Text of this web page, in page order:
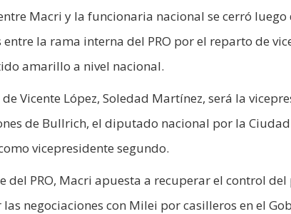
Macri y la funcionaria nacional se cerró
la rama interna del PRO por el reparto de
amarillo a nivel nacional.
Vicente López, Soledad Martínez, será la
de Bullrich, el diputado nacional por la Ciudad
vicepresidente segundo.
del PRO, Macri apuesta a recuperar el control
negociaciones con Milei por casilleros en el